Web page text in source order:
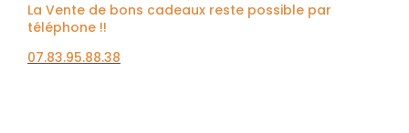
La Vente de bons cadeaux reste possible par
téléphone !!
07.83.95.88.38